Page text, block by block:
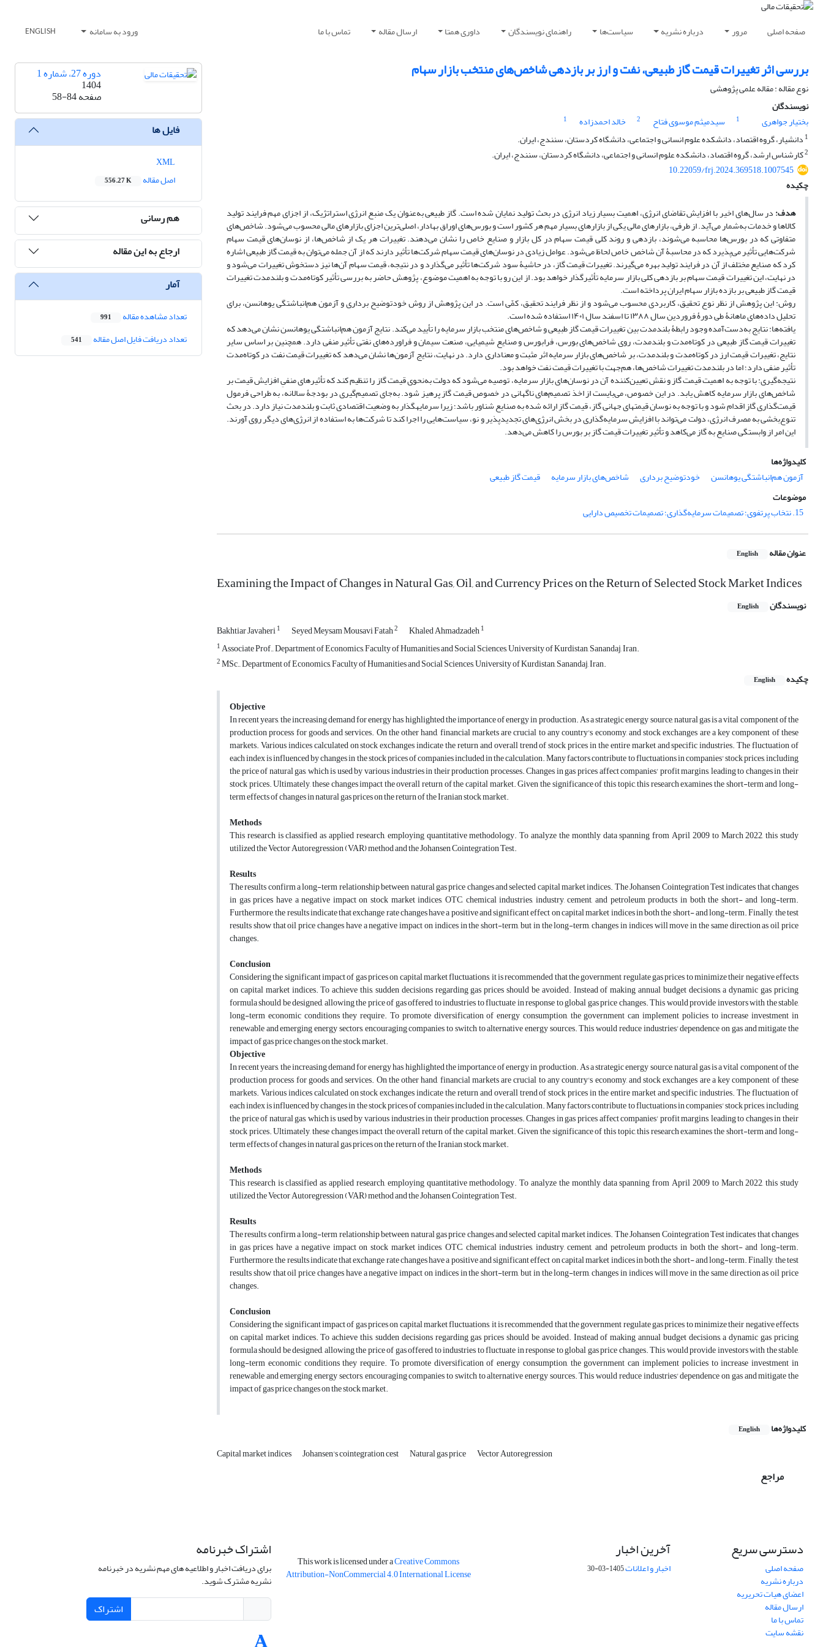
صفحه اصلی مرور درباره نشریه سیاست‌ها راهنمای نویسندگان داوری همتا ارسال مقاله تماس با ما ورود به سامانه ENGLISH
بررسی اثر تغییرات قیمت گاز طبیعی، نفت و ارز بر بازدهی شاخص‌های منتخب بازار سهام
نوع مقاله : مقاله علمی پژوهشی
نویسندگان
بختیار جواهری
1 سیدمیثم موسوی فتاح 2 خالد احمدزاده
1
1 دانشیار، گروه اقتصاد، دانشکده علوم انسانی و اجتماعی، دانشگاه کردستان، سنندج، ایران.
2کارشناس ارشد، گروه اقتصاد، دانشکده علوم انسانی و اجتماعی، دانشگاه کردستان، سنندج، ایران.
10.22059/frj.2024.369518.1007545
چکیده
هدف:در سال‌های اخیر با افزایش تقاضای انرژی، اهمیت بسیار زیاد انرژی در بحث تولید نمایان شده است. گاز طبیعی به‌عنوان یک منبع انرژی استراتژیک، از اجزای مهم فرایند تولید
کالاها و خدمات به‌شمار می‌آید. از طرفی، بازارهای مالی یکی از بازارهای بسیار مهم هر کشور است و بورس‌های اوراق بهادار، اصلی‌ترین اجزای بازارهای مالی محسوب می‌شود. شاخص‌های
متفاوتی که در بورس‌ها محاسبه می‌شوند، بازدهی و روند کلی قیمت سهام در کل بازار و صنایع خاص را نشان می‌دهند. تغییرات هر یک از شاخص‌ها، از نوسان‌های قیمت سهام
شرکت‌هایی تأثیر می‌پذیرد که در محاسبۀ آن شاخص خاص لحاظ می‌شود. عوامل زیادی در نوسان‌های قیمت سهام شرکت‌ها تأثیر دارند که از آن جمله می‌توان به قیمت گاز طبیعی اشاره
کرد که صنایع مختلف از آن در فرایند تولید بهره می‌گیرند. تغییرات قیمت گاز، در حاشیۀ سود شرکت‌ها تأثیر می‌گذارد و در نتیجه، قیمت سهام آن‌ها نیز دستخوش تغییرات می‌شود و
در نهایت، این تغییرات قیمت سهام بر بازدهی کلی بازار سرمایه تأثیرگذار خواهد بود. از این رو با توجه به اهمیت موضوع، پژوهش حاضر به بررسی تأثیر کوتاه‌مدت و بلندمدت تغییرات
قیمت گاز طبیعی بر بازده بازار سهام ایران پرداخته است.
روش: این پژوهش از نظر نوع تحقیق، کاربردی محسوب می‌شود و از نظر فرایند تحقیق، کمّی است. در این پژوهش از روش خودتوضیح برداری و آزمون هم‌انباشتگی یوهانسن، برای
تحلیل داده‌های ماهانۀ طی دورۀ فروردین سال ۱۳۸۸ تا اسفند سال ۱۴۰۱ استفاده شده است.
یافته‌ها: نتایج به‌دست‌آمده وجود رابطۀ بلندمدت بین تغییرات قیمت گاز طبیعی و شاخص‌های منتخب بازار سرمایه را تأیید می‌کند. نتایج آزمون هم‌انباشتگی یوهانسن نشان می‌دهد که
تغییرات قیمت گاز طبیعی در کوتاه‌مدت و بلندمدت، روی شاخص‌های بورس، فرابورس و صنایع شیمیایی، صنعت سیمان و فراورده‌های نفتی تأثیر منفی دارد. همچنین بر اساس سایر
نتایج، تغییرات قیمت ارز در کوتاه‌مدت و بلندمدت، بر شاخص‌های بازار سرمایه اثر مثبت و معناداری دارد. در نهایت، نتایج آزمون‌ها نشان می‌دهد که تغییرات قیمت نفت در کوتاه‌مدت
تأثیر منفی دارد؛ اما در بلندمدت تغییرات شاخص‌ها، هم‌جهت با تغییرات قیمت نفت خواهد بود.
نتیجه‌گیری: با توجه به اهمیت قیمت گاز و نقش تعیین‌کننده آن در نوسان‌های بازار سرمایه، توصیه می‌شود که دولت به‌نحوی قیمت گاز را تنظیم کند که تأثیرهای منفیِ افزایش قیمت بر
شاخص‌های بازار سرمایه کاهش یابد. در این خصوص، می‌بایست از اخذ تصمیم‌های ناگهانی در خصوص قیمت گاز پرهیز شود. به‌جای تصمیم‌گیری در بودجۀ سالانه، به طراحی فرمول
قیمت‌گذاری گاز اقدام شود و با توجه به نوسان قیمتهای جهانی گاز، قیمت گاز ارائه شده به صنایع شناور باشد؛ زیرا سرمایهگذار به وضعیت اقتصادی ثابت و بلندمدت نیاز دارد. در بحث
تنوع‌بخشی به مصرف انرژی، دولت می‌تواند با افزایش سرمایه‌گذاری در بخش انرژی‌های تجدیدپذیر و نو، سیاست‌هایی را اجرا کند تا شرکت‌ها به استفاده از انرژی‌های دیگر روی آورند.
این امر از وابستگی صنایع به گاز می‌کاهد و تأثیر تغییرات قیمت گاز بر بورس را کاهش می‌دهد.
کلیدواژه‌ها
آزمون هم‌انباشتگی یوهانسن
خودتوضیح برداری شاخص‌های بازار سرمایه
قیمت گاز طبیعی
موضوعات
15. نتخاب پرتفوی؛ تصمیمات سرمایه‌گذاری؛ تصمیمات تخصیص دارایی
عنوان مقاله English
Examining the Impact of Changes in Natural Gas, Oil, and Currency Prices on the Return of Selected Stock Market Indices
نویسندگان English
Bakhtiar Javaheri1 Seyed Meysam Mousavi Fatah2 Khaled Ahmadzadeh1
1Associate Prof., Department of Economics, Faculty of Humanities and Social Sciences, University of Kurdistan, Sanandaj, Iran.
2MSc., Department of Economics, Faculty of Humanities and Social Sciences, University of Kurdistan, Sanandaj, Iran.
چکیده
English
Objective
In recent years, the increasing demand for energy has highlighted the importance of energy in production. As a strategic energy source, natural gas is a vital component of the
production process for goods and services. On the other hand, financial markets are crucial to any country's economy, and stock exchanges are a key component of these
markets. Various indices calculated on stock exchanges indicate the return and overall trend of stock prices in the entire market and specific industries. The fluctuation of
each index is influenced by changes in the stock prices of companies included in the calculation. Many factors contribute to fluctuations in companies' stock prices, including
the price of natural gas, which is used by various industries in their production processes. Changes in gas prices affect companies' profit margins, leading to changes in their
stock prices. Ultimately, these changes impact the overall return of the capital market. Given the significance of this topic, this research examines the short-term and long-
term effects of changes in natural gas prices on the return of the Iranian stock market.
Methods
This research is classified as applied research, employing quantitative methodology. To analyze the monthly data spanning from April 2009 to March 2022, this study
utilized the Vector Autoregression (VAR) method and the Johansen Cointegration Test.
Results
The results confirm a long-term relationship between natural gas price changes and selected capital market indices. The Johansen Cointegration Test indicates that changes
in gas prices have a negative impact on stock market indices, OTC, chemical industries, industry, cement, and petroleum products in both the short- and long-term.
Furthermore, the results indicate that exchange rate changes have a positive and significant effect on capital market indices in both the short- and long-term. Finally, the test
results show that oil price changes have a negative impact on indices in the short-term, but in the long-term, changes in indices will move in the same direction as oil price
changes.
Conclusion
Considering the significant impact of gas prices on capital market fluctuations, it is recommended that the government regulate gas prices to minimize their negative effects
on capital market indices. To achieve this, sudden decisions regarding gas prices should be avoided. Instead of making annual budget decisions, a dynamic gas pricing
formula should be designed, allowing the price of gas offered to industries to fluctuate in response to global gas price changes. This would provide investors with the stable,
long-term economic conditions they require. To promote diversification of energy consumption, the government can implement policies to increase investment in
renewable and emerging energy sectors, encouraging companies to switch to alternative energy sources. This would reduce industries' dependence on gas and mitigate the
impact of gas price changes on the stock market.
Objective
In recent years, the increasing demand for energy has highlighted the importance of energy in production. As a strategic energy source, natural gas is a vital component of the
production process for goods and services. On the other hand, financial markets are crucial to any country's economy, and stock exchanges are a key component of these
markets. Various indices calculated on stock exchanges indicate the return and overall trend of stock prices in the entire market and specific industries. The fluctuation of
each index is influenced by changes in the stock prices of companies included in the calculation. Many factors contribute to fluctuations in companies' stock prices, including
the price of natural gas, which is used by various industries in their production processes. Changes in gas prices affect companies' profit margins, leading to changes in their
stock prices. Ultimately, these changes impact the overall return of the capital market. Given the significance of this topic, this research examines the short-term and long-
term effects of changes in natural gas prices on the return of the Iranian stock market.
Methods
This research is classified as applied research, employing quantitative methodology. To analyze the monthly data spanning from April 2009 to March 2022, this study
utilized the Vector Autoregression (VAR) method and the Johansen Cointegration Test.
Results
The results confirm a long-term relationship between natural gas price changes and selected capital market indices. The Johansen Cointegration Test indicates that changes
in gas prices have a negative impact on stock market indices, OTC, chemical industries, industry, cement, and petroleum products in both the short- and long-term.
Furthermore, the results indicate that exchange rate changes have a positive and significant effect on capital market indices in both the short- and long-term. Finally, the test
results show that oil price changes have a negative impact on indices in the short-term, but in the long-term, changes in indices will move in the same direction as oil price
changes.
Conclusion
Considering the significant impact of gas prices on capital market fluctuations, it is recommended that the government regulate gas prices to minimize their negative effects
on capital market indices. To achieve this, sudden decisions regarding gas prices should be avoided. Instead of making annual budget decisions, a dynamic gas pricing
formula should be designed, allowing the price of gas offered to industries to fluctuate in response to global gas price changes. This would provide investors with the stable,
long-term economic conditions they require. To promote diversification of energy consumption, the government can implement policies to increase investment in
renewable and emerging energy sectors, encouraging companies to switch to alternative energy sources. This would reduce industries' dependence on gas and mitigate the
impact of gas price changes on the stock market.
کلیدواژه‌ها English
Capital market indices Johansen's cointegration cest Natural gas price Vector Autoregression
مراجع
دوره 27، شماره 1
1404
صفحه58-84
فایل ها
اصل مقاله
556.27 K
هم رسانی
ارجاع به این مقاله
آمار
تعداد مشاهده مقاله 991
تعداد دریافت فایل اصل مقاله 541
دسترسی سریع
صفحه اصلی
درباره نشریه
اعضای هیات تحریریه
ارسال مقاله
تماس با ما
نقشه سایت
آخرین اخبار
اخبار و اعلانات1405-03-30
This work is licensed under aCreative Commons
Attribution-NonCommercial 4.0 International License
اشتراک خبرنامه
برای دریافت اخبار و اطلاعیه های مهم نشریه در خبرنامه
نشریه مشترک شوید.
اشتراک